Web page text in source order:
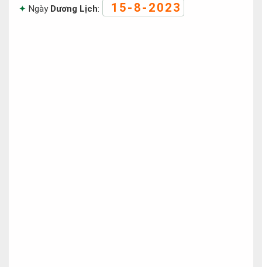
Ngày Dương Lịch: 15-8-2023